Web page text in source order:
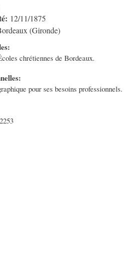
12/11/1875
(Gironde)
chrétiennes de Bordeaux.
pour ses besoins professionnels.
2253